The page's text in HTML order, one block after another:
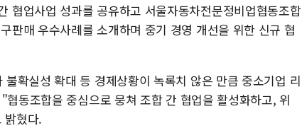
협업사업 성과를 공유하고 서울자동차전문정비업협동조합
판매 우수사례를 소개하며 중기 경영 개선을 위한 신규 협
확실성 확대 등 경제상황이 녹록치 않은 만큼 중소기업 리
동조합을 중심으로 뭉쳐 조합 간 협업을 활성화하고, 위
밝혔다.